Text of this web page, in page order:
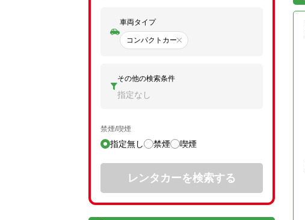
車両タイプ
コンパクトカー
その他の検索条件
指定なし
禁煙/喫煙
指定無し 禁煙 喫煙
レンタカーを検索する